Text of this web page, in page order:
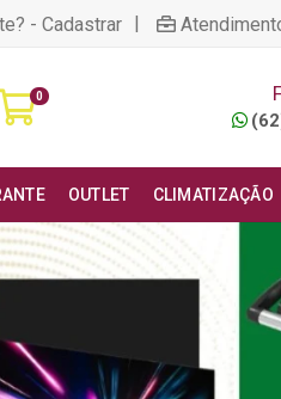
- Cadastrar |
0
OUTLET CLIMATIZAÇÃO